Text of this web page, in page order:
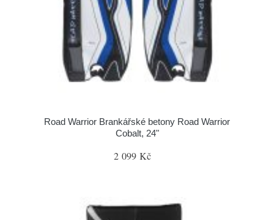
Road Warrior Brankářské betony Road Warrior
Cobalt, 24"
2 099 Kč